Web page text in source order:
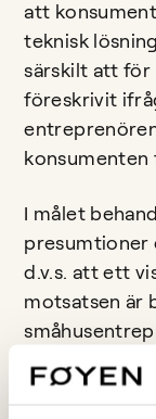
att
teknisk
särskilt att för
föreskrivit
I målet
presumtioner
d.v.s. att ett
motsatsen är
ha avtalats
grunderna